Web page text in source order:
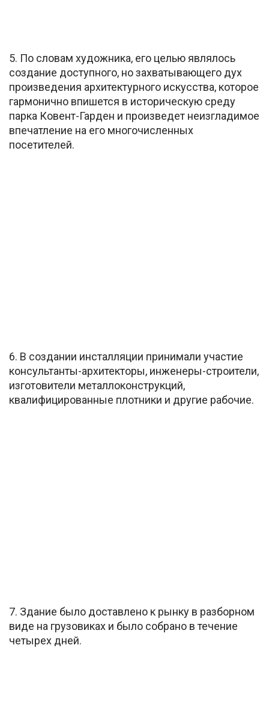
5. По словам художника, его целью являлось
создание доступного, но захватывающего дух
произведения архитектурного искусства, которое
гармонично впишется в историческую среду
парка Ковент-Гарден и произведет неизгладимое
впечатление на его многочисленных
посетителей.
6. В создании инсталляции принимали участие
консультанты-архитекторы, инженеры-строители,
изготовители металлоконструкций,
квалифицированные плотники и другие рабочие.
7. Здание было доставлено к рынку в разборном
виде на грузовиках и было собрано в течение
четырех дней.